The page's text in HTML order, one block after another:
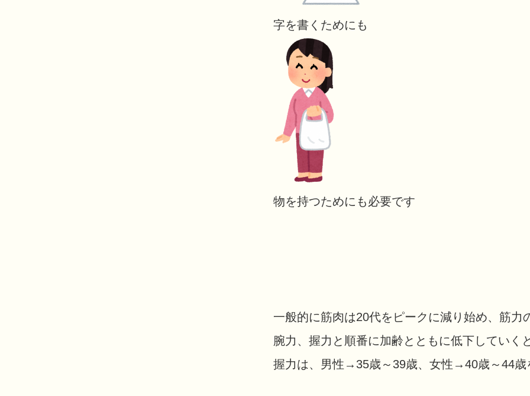
字を書くためにも
物を持つためにも必要です
一般的に筋肉は20代をピークに減り始め、筋力
腕力、握力と順番に加齢とともに低下していく
握力は、男性→35歳～39歳、女性→40歳～44歳